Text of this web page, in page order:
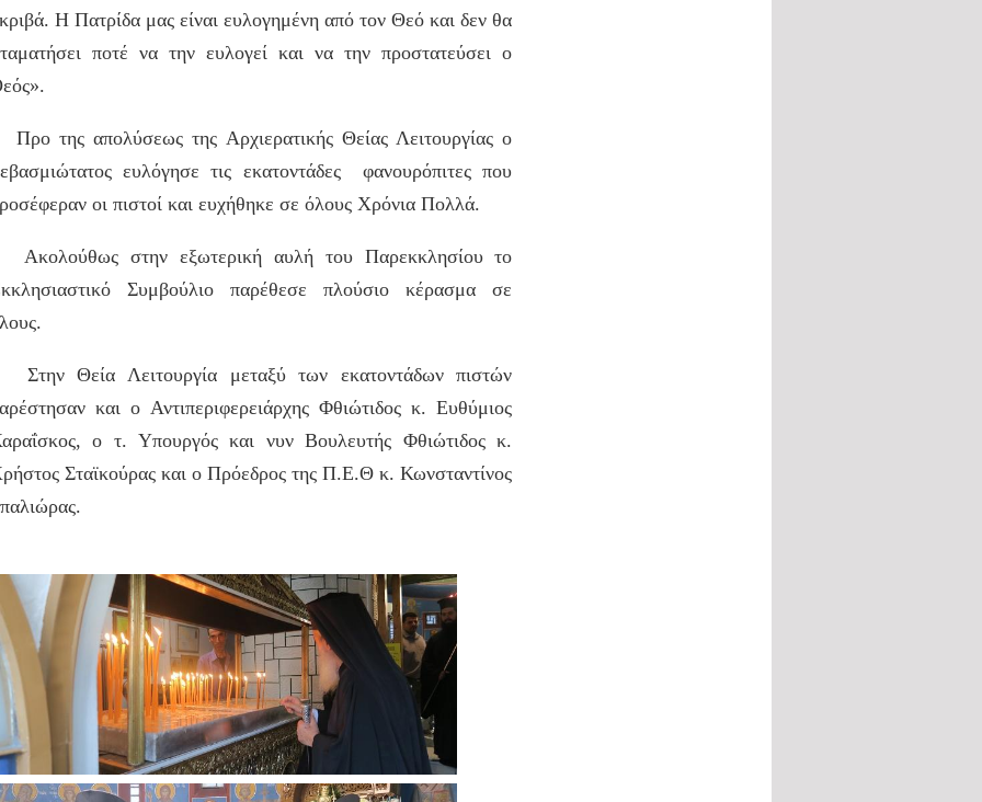
Η Πατρίδα μας είναι ευλογημένη από τον Θεό και δεν θα
ποτέ να την ευλογεί και να την προστατεύσει ο
Προ της απολύσεως της Αρχιερατικής Θείας Λειτουργίας ο
ευλόγησε τις εκατοντάδες φανουρόπιτες που
οι πιστοί και ευχήθηκε σε όλους Χρόνια Πολλά.
Ακολούθως στην εξωτερική αυλή του Παρεκκλησίου το
Συμβούλιο παρέθεσε πλούσιο κέρασμα σε
Στην Θεία Λειτουργία μεταξύ των εκατοντάδων πιστών
και ο Αντιπεριφερειάρχης Φθιώτιδος κ. Ευθύμιος
ο τ. Υπουργός και νυν Βουλευτής Φθιώτιδος κ.
Σταϊκούρας και ο Πρόεδρος της Π.Ε.Θ κ. Κωνσταντίνος